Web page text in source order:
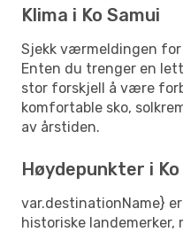
Klima i Ko Samui
Sjekk værmeldingen for
Enten du trenger en
stor forskjell å være
komfortable sko,
av årstiden.
Høydepunkter i Ko
var.destinationName}
historiske landemerker,